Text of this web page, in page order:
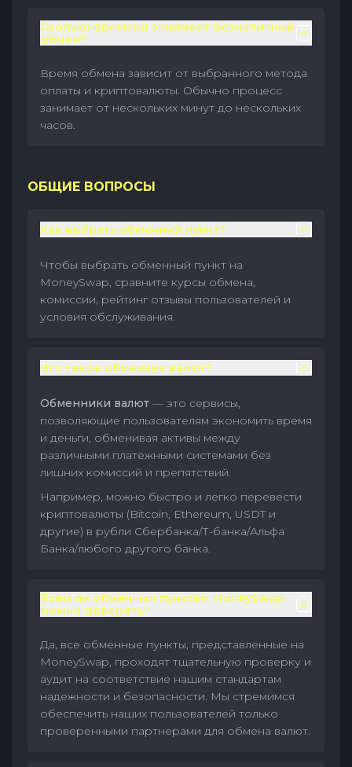
Сколько времени занимает безналичный
обмен?
Время обмена зависит от выбранного метода
оплаты и криптовалюты. Обычно процесс
занимает от нескольких минут до нескольких
часов.
ОБЩИЕ ВОПРОСЫ
Как выбрать обменный пункт?
Чтобы выбрать обменный пункт на
MoneySwap, сравните курсы обмена,
комиссии, рейтинг отзывы пользователей и
условия обслуживания.
Что такое обменник валют?
Обменники валют — это сервисы,
позволяющие пользователям экономить время
и деньги, обменивая активы между
различными платежными системами без
лишних комиссий и препятствий.
Например, можно быстро и легко перевести
криптовалюты (Bitcoin, Ethereum, USDT и
другие) в рубли Сбербанка/Т-банка/Альфа
Банка/любого другого банка.
Всем ли обменным пунктам MoneySwap
можно доверять?
Да, все обменные пункты, представленные на
MoneySwap, проходят тщательную проверку и
аудит на соответствие нашим стандартам
надежности и безопасности. Мы стремимся
обеспечить наших пользователей только
проверенными партнерами для обмена валют.